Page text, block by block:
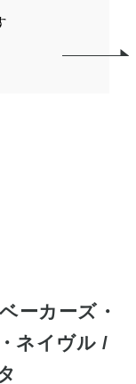
ーカーズ・
ネイヴル /
タ